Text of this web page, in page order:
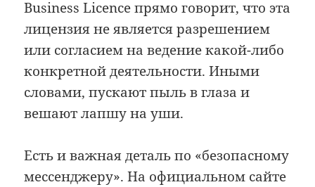
Business Licence прямо говорит, что эта
лицензия не является разрешением
или согласием на ведение какой-либо
конкретной деятельности. Иными
словами, пускают пыль в глаза и
вешают лапшу на уши.
Есть и важная деталь по «безопасному
мессенджеру». На официальном сайте